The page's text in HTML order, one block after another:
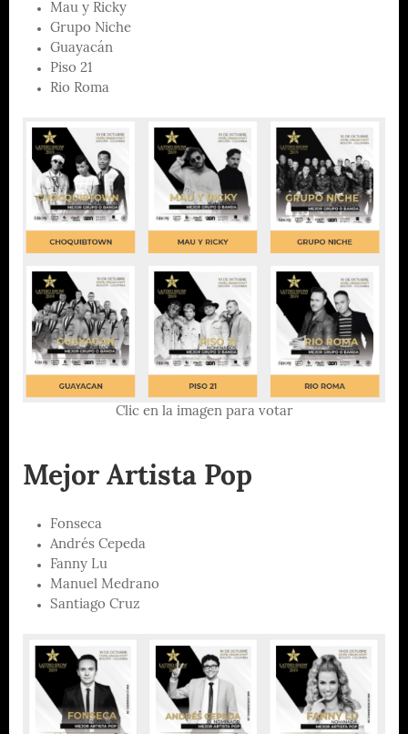
Mau y Ricky
Grupo Niche
Guayacán
Piso 21
Rio Roma
Clic en la imagen para votar
Mejor Artista Pop
Fonseca
Andrés Cepeda
Fanny Lu
Manuel Medrano
Santiago Cruz